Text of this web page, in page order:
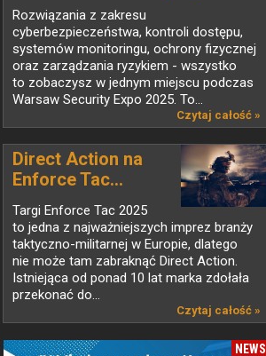
Rozwiązania z zakresu
cyberbezpieczeństwa, kontroli dostępu,
systemów monitoringu, ochrony fizycznej
oraz zarządzania ryzykiem - wszystko
to zobaczysz w jednym miejscu podczas
Warsaw Security Expo 2025. To...
Czytaj całość »
Direct Action na
Enforce Tac...
Targi Enforce Tac 2025
to jedna z najważniejszych imprez branży
taktyczno-militarnej w Europie, dlatego
nie może tam zabraknąć Direct Action.
Istniejąca od ponad 10 lat marka zdołała
przekonać do...
Czytaj całość »
NEWS